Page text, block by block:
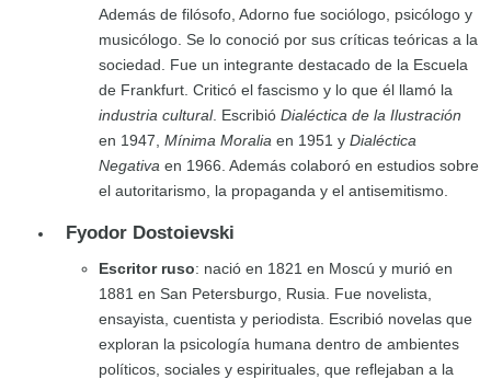
Además de filósofo, Adorno fue sociólogo, psicólogo y
musicólogo. Se lo conoció por sus críticas teóricas a la
sociedad. Fue un integrante destacado de la Escuela
de Frankfurt. Criticó el fascismo y lo que él llamó la
industria cultural. Escribió Dialéctica de la Ilustración
en 1947, Mínima Moralia en 1951 y Dialéctica
Negativa en 1966. Además colaboró en estudios sobre
el autoritarismo, la propaganda y el antisemitismo.
Fyodor Dostoievski
Escritor ruso: nació en 1821 en Moscú y murió en
1881 en San Petersburgo, Rusia. Fue novelista,
ensayista, cuentista y periodista. Escribió novelas que
exploran la psicología humana dentro de ambientes
políticos, sociales y espirituales, que reflejaban a la